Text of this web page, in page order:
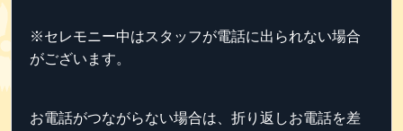
※セレモニー中はスタッフが電話に出られない場合
がございます。
お電話がつながらない場合は、折り返しお電話を差